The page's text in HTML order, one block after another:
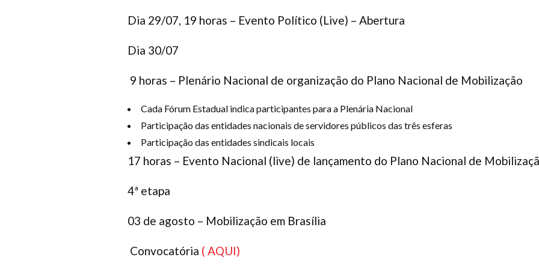
Dia 29/07, 19 horas – Evento Político (Live) – Abertura
Dia 30/07
9 horas – Plenário Nacional de organização do Plano Nacional de Mobilização
Cada Fórum Estadual indica participantes para a Plenária Nacional
Participação das entidades nacionais de servidores públicos das três esferas
Participação das entidades sindicais locais
17 horas – Evento Nacional (live) de lançamento do Plano Nacional de
4ª etapa
03 de agosto – Mobilização em Brasília
Convocatória ( AQUI)